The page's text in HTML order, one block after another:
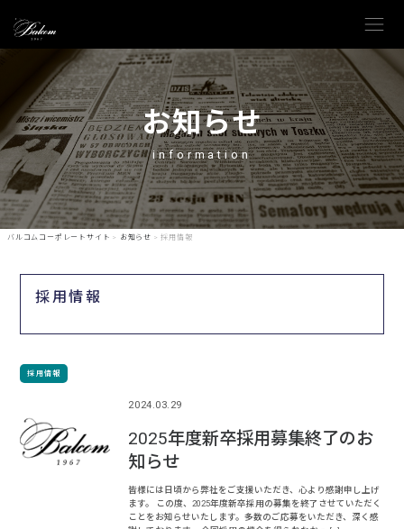
menu
お知らせ
information
バルコムコーポレートサイト > お知らせ >採用情報
採用情報
2024.03.29
2025年度新卒採用募集終了のお
知らせ
皆様には日頃から弊社をご支援いただき、心より感謝申し上げ
ます。 この度、2025年度新卒採用の募集を終了させていただく
ことをお知らせいたします。多数のご応募をいただき、深く感
採用情報